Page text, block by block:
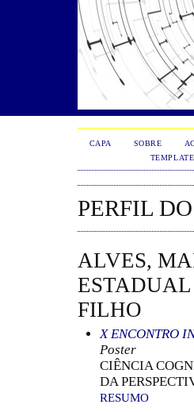
CAPA SOBRE
PERFIL
ALVES,
FILHO
X ENCONTRO
Poster
CIÊNCIA
DA
RESUMO